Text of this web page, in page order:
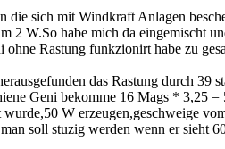
die sich mit Windkraft Anlagen
2 W.So habe mich da eingemischt
ohne Rastung funkzionirt habe zu
das Rastung durch
Geni bekomme 16 Mags * 3,25
W erzeugen,geschweige
soll stuzig werden wenn er sieht